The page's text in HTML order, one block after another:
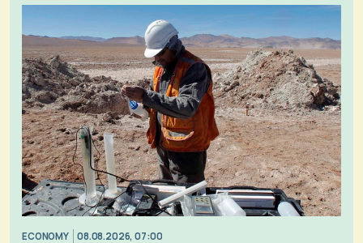
ECONOMY 08.08.2026, 07:00